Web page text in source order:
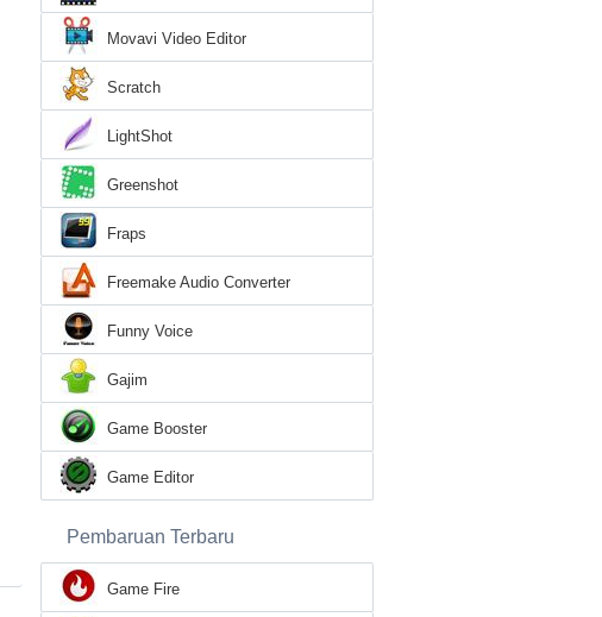
Movavi Video Editor
Scratch
LightShot
Greenshot
Fraps
Freemake Audio Converter
Funny Voice
Gajim
Game Booster
Game Editor
Pembaruan Terbaru
Game Fire